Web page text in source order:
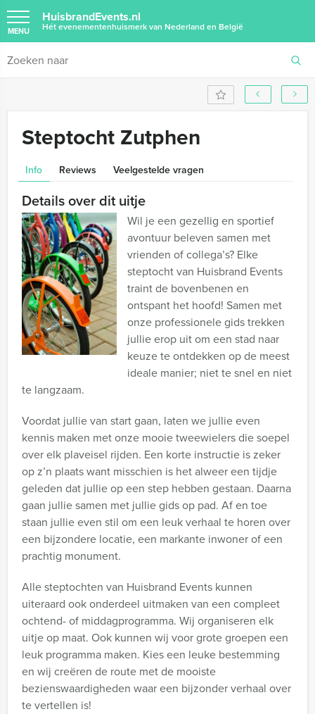
HuisbrandEvents.nl
Hét evenementenhuismerk van Nederland en België
MENU
Steptocht Zutphen
Info Reviews Veelgestelde vragen
Details over dit uitje
Wil je een gezellig en sportief
avontuur beleven samen met
vrienden of collega’s? Elke
steptocht van Huisbrand Events
traint de bovenbenen en
ontspant het hoofd! Samen met
onze professionele gids trekken
jullie erop uit om een stad naar
keuze te ontdekken op de meest
ideale manier; niet te snel en niet
te langzaam.
Voordat jullie van start gaan, laten we jullie even
kennis maken met onze mooie tweewielers die soepel
over elk plaveisel rijden. Een korte instructie is zeker
op z’n plaats want misschien is het alweer een tijdje
geleden dat jullie op een step hebben gestaan. Daarna
gaan jullie samen met jullie gids op pad. Af en toe
staan jullie even stil om een leuk verhaal te horen over
een bijzondere locatie, een markante inwoner of een
prachtig monument.
Alle steptochten van Huisbrand Events kunnen
uiteraard ook onderdeel uitmaken van een compleet
ochtend- of middagprogramma. Wij organiseren elk
uitje op maat. Ook kunnen wij voor grote groepen een
leuk programma maken. Kies een leuke bestemming
en wij creëren de route met de mooiste
bezienswaardigheden waar een bijzonder verhaal over
te vertellen is!